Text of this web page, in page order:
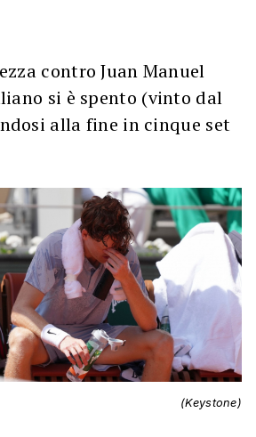
contro Juan Manuel
si è spento (vinto dal
alla fine in cinque set
(Keystone)